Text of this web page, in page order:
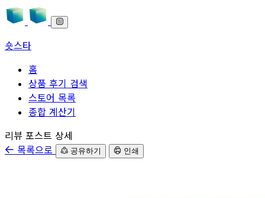
숏스타
홈
상품 후기 검색
스토어 목록
종합 계산기
본문으로 바로가기
리뷰 포스트 상세
목록으로
공유하기 인쇄